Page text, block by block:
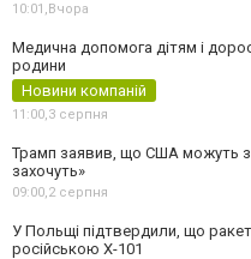
10:01,Вчора
Медична допомога дітям і
родини
Новини компаній
11:00,3 серпня
Трамп заявив, що США можуть
захочуть»
09:00,2 серпня
У Польщі підтвердили, що
російською Х-101